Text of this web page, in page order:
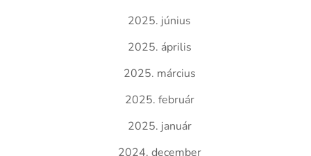
2025. június
2025. április
2025. március
2025. február
2025. január
2024. december